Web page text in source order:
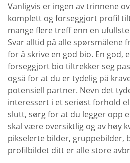
Vanligvis er ingen av trinnene
komplett og forseggjort profil
mange flere treff enn en
Svar alltid på alle spørsmålene
for å skrive en god bio. En god,
forseggjort bio tiltrekker seg
også for at du er tydelig på
potensiell partner. Nevn det
interessert i et seriøst forhold
slutt, sørg for at du legger opp
skal være oversiktlig og av høy
pikselerte bilder, gruppebilder,
profilbildet ditt er alle store